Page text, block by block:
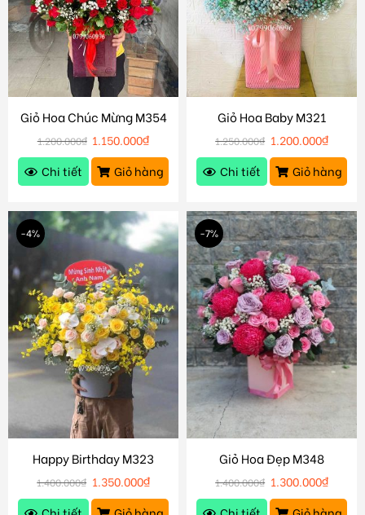
Giỏ Hoa Chúc Mừng M354
1.200.000₫ 1.150.000₫
Chi tiết
Giỏ hàng
Giỏ Hoa Baby M321
1.250.000₫ 1.200.000₫
Chi tiết
Giỏ hàng
-4%
Happy Birthday M323
1.400.000₫ 1.350.000₫
-7%
Giỏ Hoa Đẹp M348
1.400.000₫ 1.300.000₫